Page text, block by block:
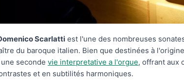
Scarlatti est l'une des nombreuses
du baroque italien. Bien que destinées à
seconde vie interpretative a l'orgue, offrant aux
et en subtilités harmoniques.